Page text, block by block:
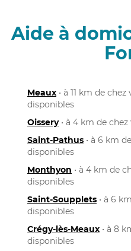
Aide à
Meaux • à 11 km de
disponibles
Oissery• à 4 km de
Saint-Pathus • à 6 km
disponibles
Monthyon • à 4 km de
disponibles
Saint-Soupplets • à 6
disponibles
Crégy-lès-Meaux • à 8
disponibles